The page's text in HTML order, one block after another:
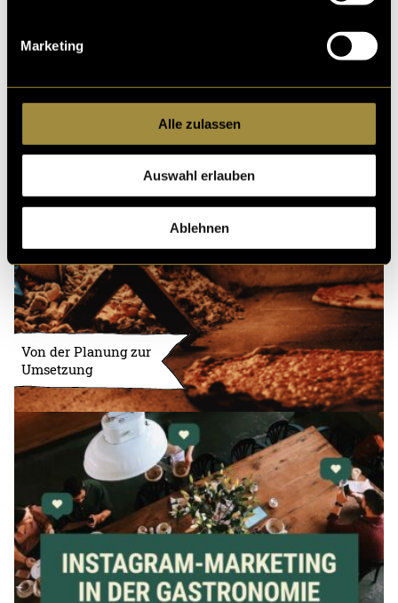
Marketing
Alle zulassen
Auswahl erlauben
Ablehnen
Von der Planung zur
Umsetzung